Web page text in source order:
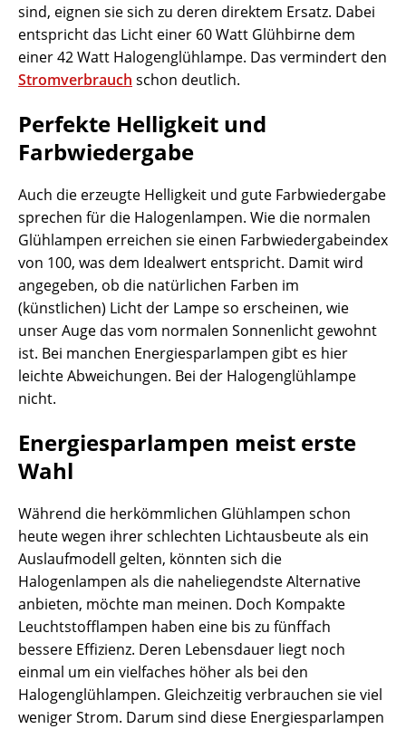
sind, eignen sie sich zu deren direktem Ersatz. Dabei
entspricht das Licht einer 60 Watt Glühbirne dem
einer 42 Watt Halogenglühlampe. Das vermindert den
Stromverbrauch schon deutlich.
Perfekte Helligkeit und
Farbwiedergabe
Auch die erzeugte Helligkeit und gute Farbwiedergabe
sprechen für die Halogenlampen. Wie die normalen
Glühlampen erreichen sie einen Farbwiedergabeindex
von 100, was dem Idealwert entspricht. Damit wird
angegeben, ob die natürlichen Farben im
(künstlichen) Licht der Lampe so erscheinen, wie
unser Auge das vom normalen Sonnenlicht gewohnt
ist. Bei manchen Energiesparlampen gibt es hier
leichte Abweichungen. Bei der Halogenglühlampe
nicht.
Energiesparlampen meist erste
Wahl
Während die herkömmlichen Glühlampen schon
heute wegen ihrer schlechten Lichtausbeute als ein
Auslaufmodell gelten, könnten sich die
Halogenlampen als die naheliegendste Alternative
anbieten, möchte man meinen. Doch Kompakte
Leuchtstofflampen haben eine bis zu fünffach
bessere Effizienz. Deren Lebensdauer liegt noch
einmal um ein vielfaches höher als bei den
Halogenglühlampen. Gleichzeitig verbrauchen sie viel
weniger Strom. Darum sind diese Energiesparlampen